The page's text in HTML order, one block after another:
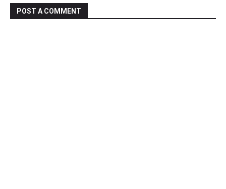
POST A COMMENT